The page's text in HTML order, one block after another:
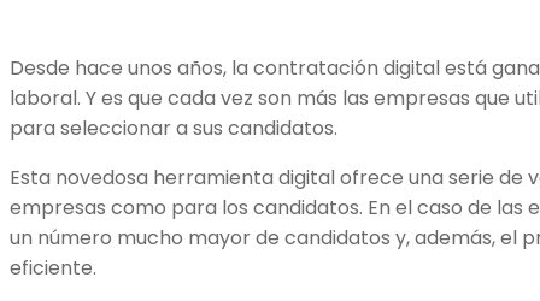
Desde hace unos años, la contratación digital está
laboral. Y es que cada vez son más las empresas que
para seleccionar a sus candidatos.
Esta novedosa herramienta digital ofrece una serie de
empresas como para los candidatos. En el caso de las
un número mucho mayor de candidatos y, además, el
eficiente.